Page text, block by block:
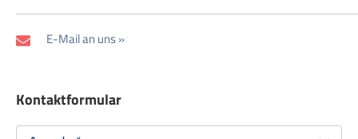
E-Mail an uns »
Kontaktformular